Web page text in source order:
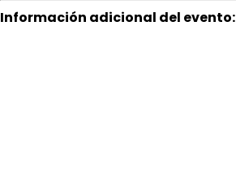
Información adicional del evento: